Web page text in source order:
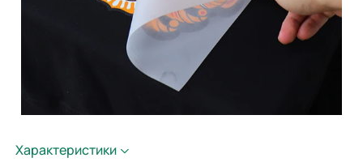
Характеристики